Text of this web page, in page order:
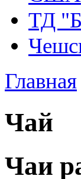
ТД
Главная
Чай
Чаи